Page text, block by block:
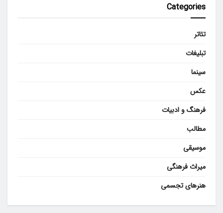
Categories
تئاتر
تبلیغات
سینما
عکس
فرهنگ و ادبیات
مطالب
موسیقی
میراث فرهنگی
هنرهای تجسمی